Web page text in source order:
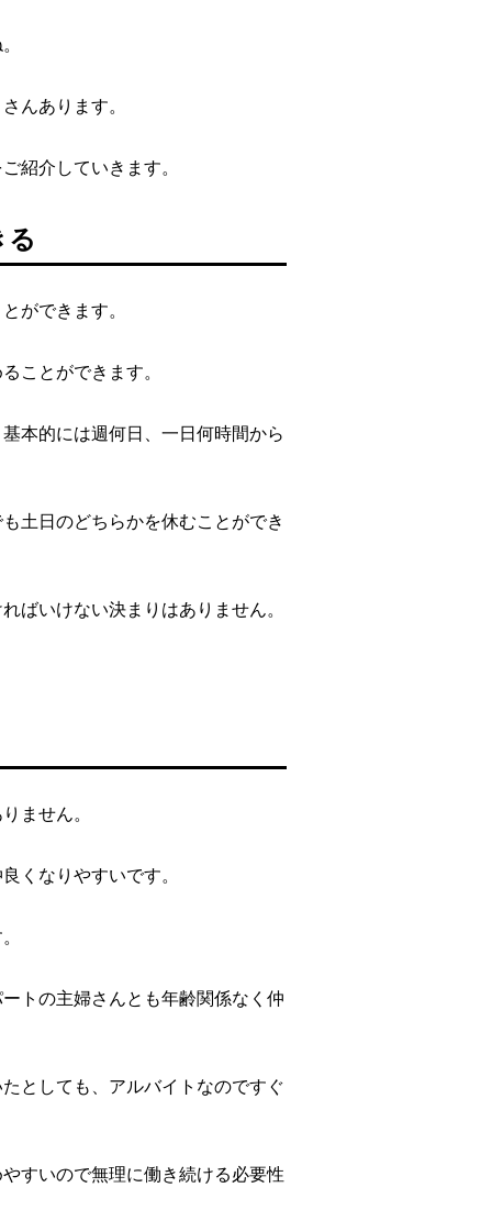
んあります。
紹介していきます。
る
ができます。
ことができます。
本的には週何日、一日何時間から
土日のどちらかを休むことができ
ばいけない決まりはありません。
ません。
くなりやすいです。
トの主婦さんとも年齢関係なく仲
としても、アルバイトなのですぐ
すいので無理に働き続ける必要性